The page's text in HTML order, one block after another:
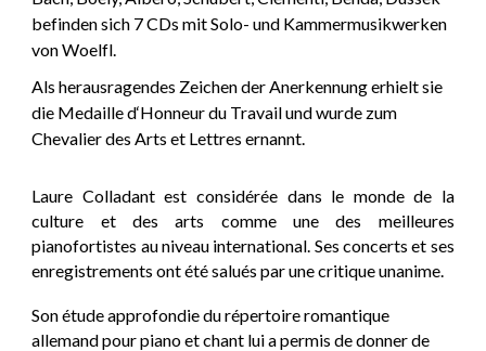
befinden sich 7 CDs mit Solo- und Kammermusikwerken
von Woelfl.
Als herausragendes Zeichen der Anerkennung erhielt sie
die Medaille d‘Honneur du Travail und wurde zum
Chevalier des Arts et Lettres ernannt.
Laure Colladantest considérée dans le monde de la
culture et des arts comme une des meilleures
pianofortistes au niveau international. Ses concerts et ses
enregistrements ont été salués par une critique unanime.
Son étude approfondie du répertoire romantique
allemand pour piano et chant lui a permis de donner de